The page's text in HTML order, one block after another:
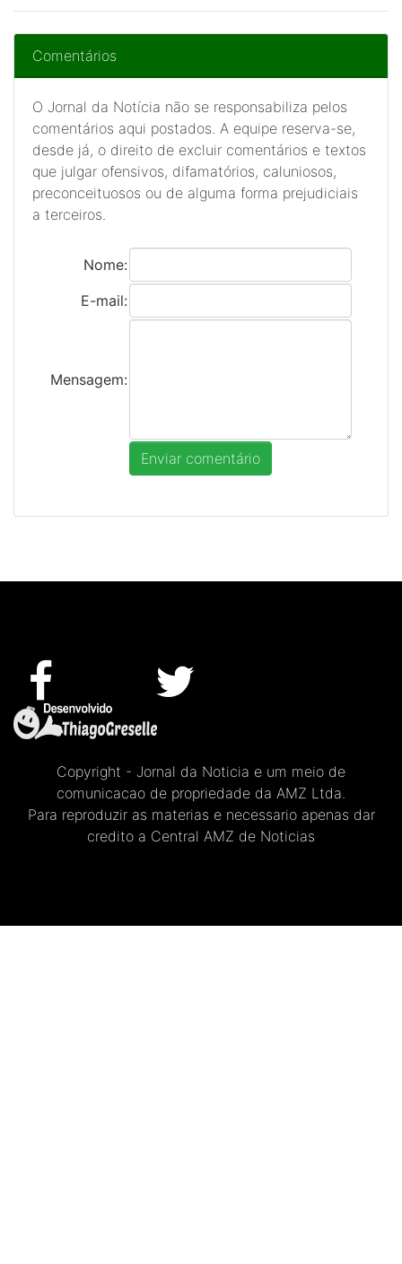
Comentários
O Jornal da Notícia não se responsabiliza pelos
comentários aqui postados. A equipe reserva-se,
desde já, o direito de excluir comentários e textos
que julgar ofensivos, difamatórios, caluniosos,
preconceituosos ou de alguma forma prejudiciais
a terceiros.
Nome:
E-mail:
Mensagem:
Copyright - Jornal da Noticia e um meio de
comunicacao de propriedade da AMZ Ltda.
Para reproduzir as materias e necessario apenas dar
credito a Central AMZ de Noticias